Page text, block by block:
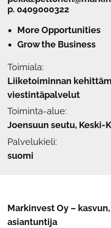
p. 0409000322
More Opportunities
Grow the Business
Toimiala:
Liiketoiminnan
viestintäpalvelut
Toiminta-alue:
Joensuun seutu, Keski-
Palvelukieli:
suomi
Markinvest Oy –
asiantuntija